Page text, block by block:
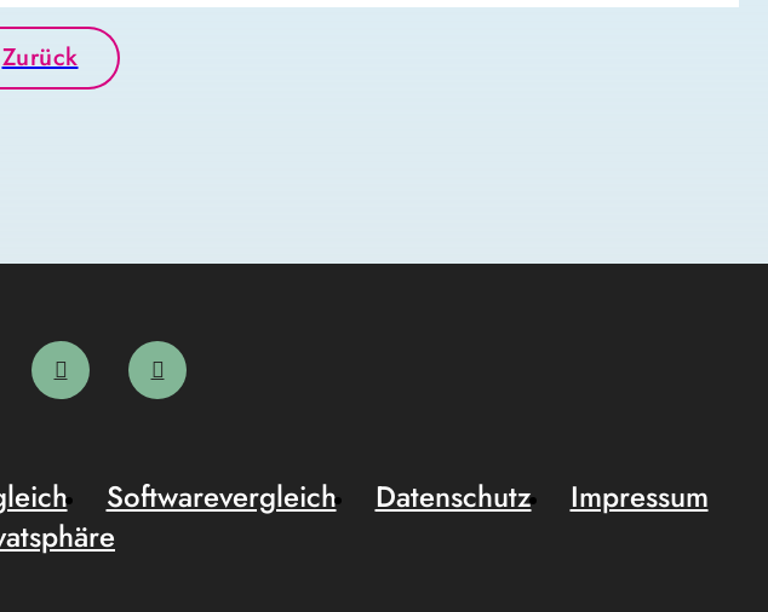
Zurück
Softwarevergleich Datenschutz
Impressum